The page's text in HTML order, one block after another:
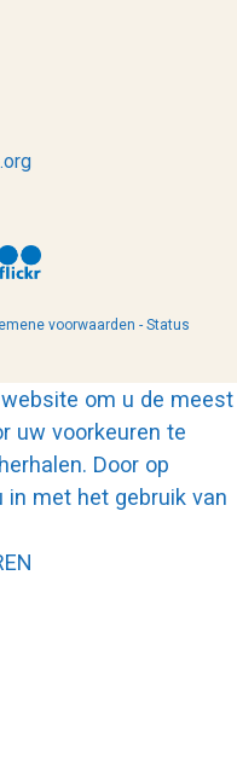
voorwaarden - Status
om u de meest
uw voorkeuren te
Door op
in met het gebruik van